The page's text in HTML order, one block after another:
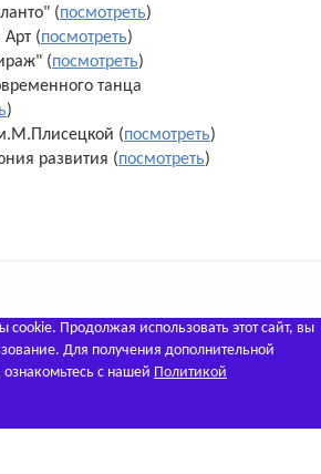
(посмотреть)
(посмотреть)
(посмотреть)
танца
)
(посмотреть)
развития (посмотреть)
cookie. Продолжая использовать этот сайт, вы
Для получения дополнительной
с нашей Политикой